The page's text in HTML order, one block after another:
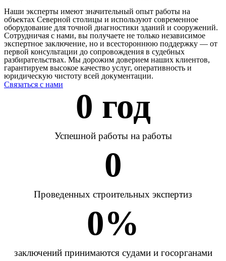
Наши эксперты имеют значительный опыт работы на
объектах Северной столицы и используют современное
оборудование для точной диагностики зданий и сооружений.
Сотрудничая с нами, вы получаете не только независимое
экспертное заключение, но и всестороннюю поддержку — от
первой консультации до сопровождения в судебных
разбирательствах. Мы дорожим доверием наших клиентов,
гарантируем высокое качество услуг, оперативность и
юридическую чистоту всей документации.
Связаться с нами
0 год
Успешной работы на работы
0
Проведенных строительных экспертиз
0%
заключений принимаются судами и госорганами